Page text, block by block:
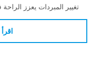
تغيير المبردات يعزز الراحة في
اقرأ